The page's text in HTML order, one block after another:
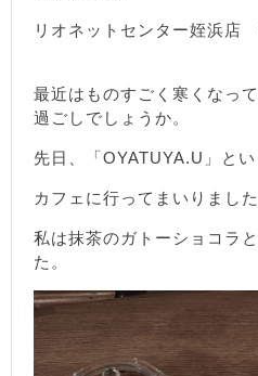
リオネットセンター姪浜店
最近はものすごく寒くなっ
過ごしでしょうか。
先日、「OYATUYA.U」とい
カフェに行ってまいりました
私は抹茶のガトーショコラ
た。